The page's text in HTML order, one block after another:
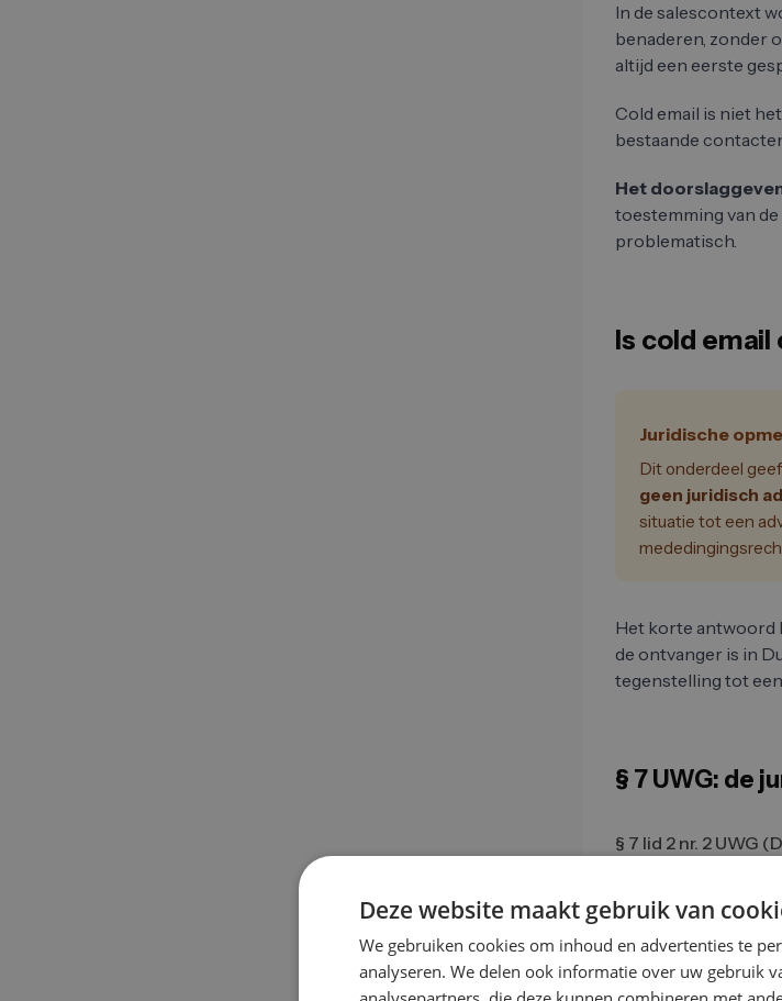
In de salescontext
benaderen, zonder
altijd een eerste
Cold email is niet
bestaande
Het
toestemming van
problematisch.
Is cold
Juridische
Dit onderdeel
geen juridisch
situatie tot een
Het korte antwoord
de ontvanger is in
tegenstelling tot
§ 7 UWG: de
§ 7 lid 2 nr. 2 UWG
mailreclame
onredelijke hinder.
en bedrijven. Een
ontoelaatbaar als
Deze website maakt gebruik van
We gebruiken cookies om inhoud en advertenties te
analyseren. We delen ook informatie over uw gebruik